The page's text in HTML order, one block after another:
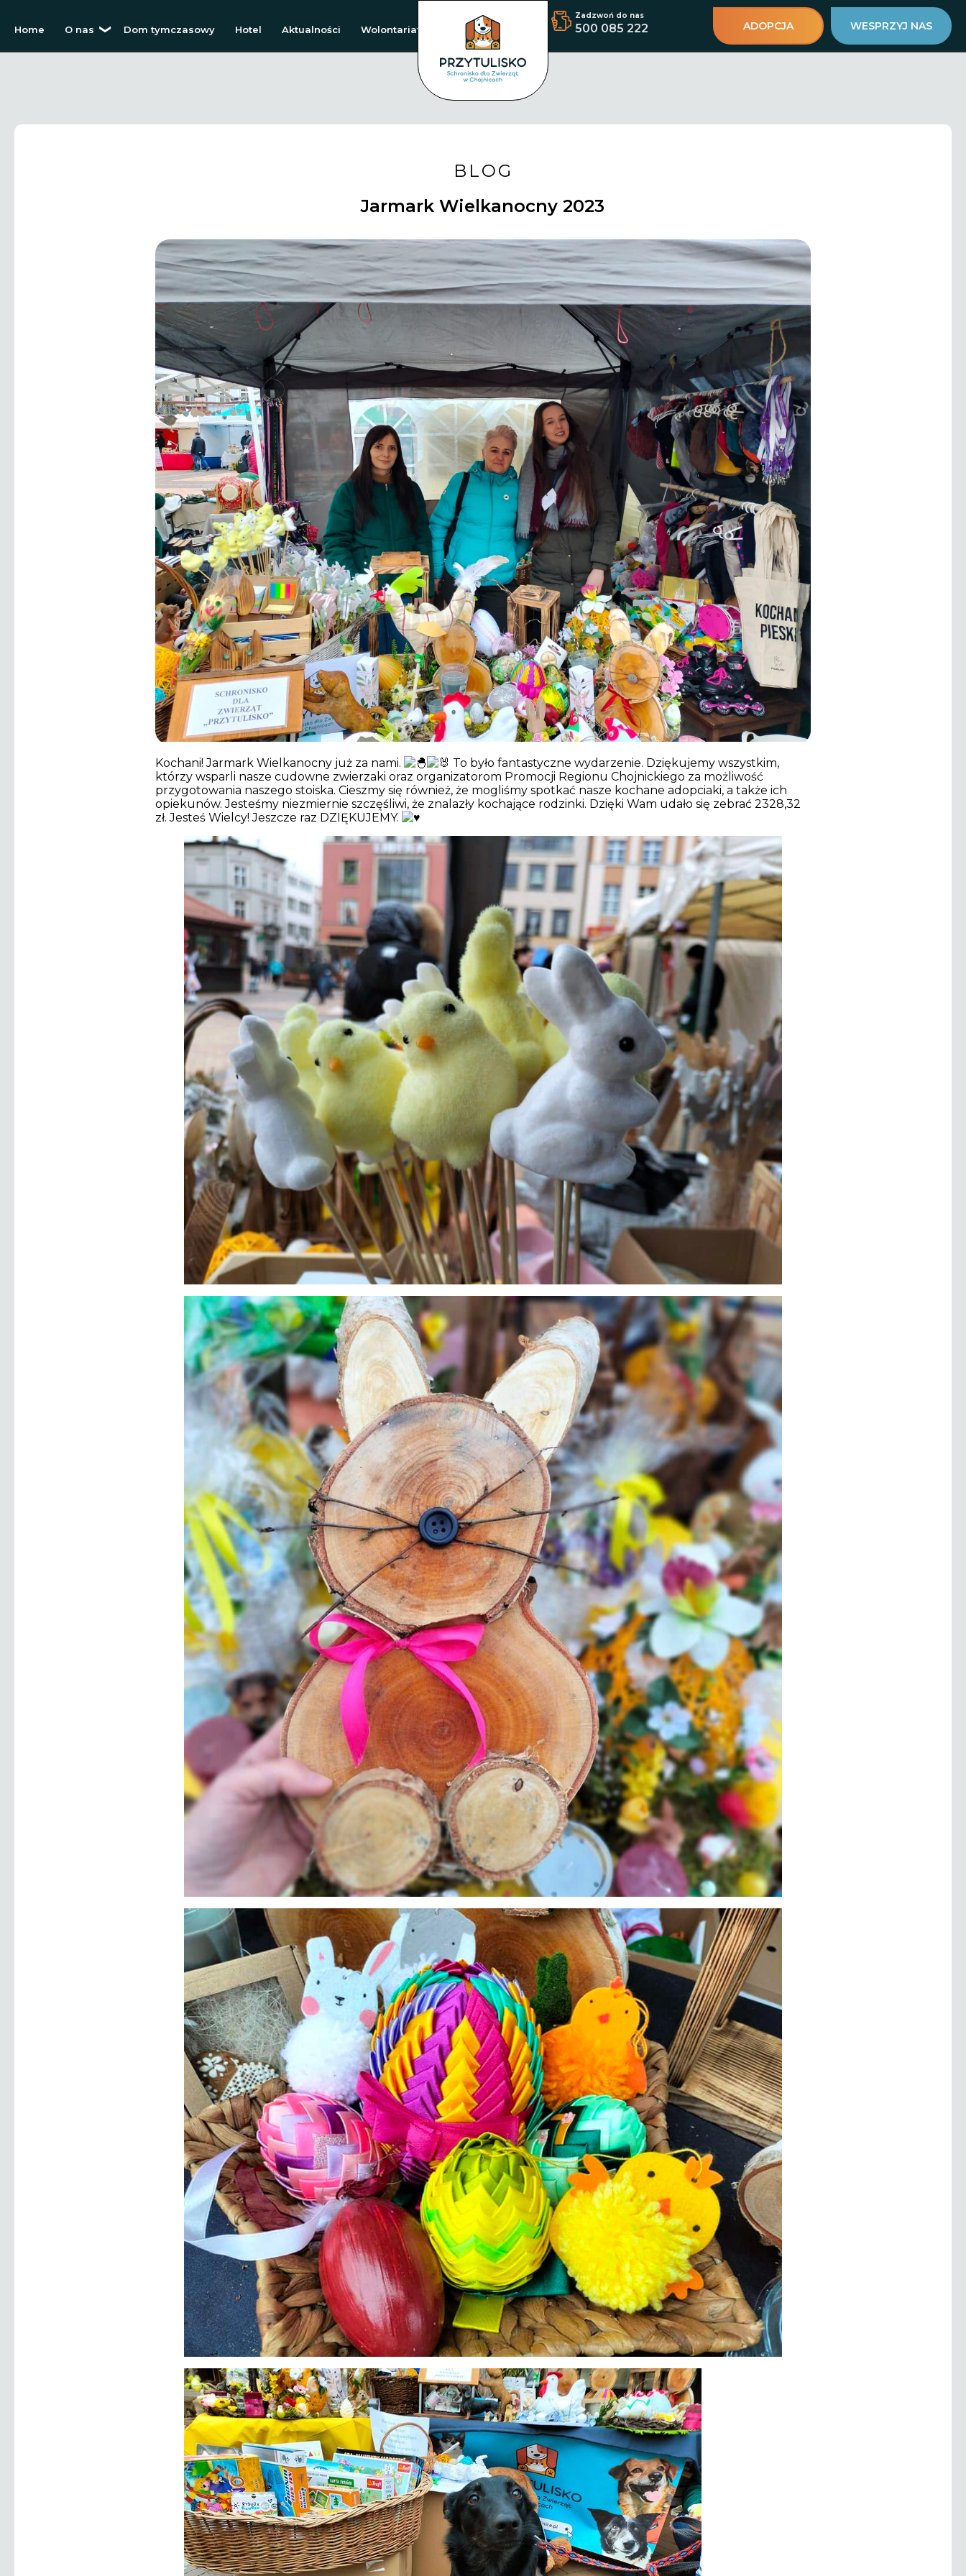
Home O nas Dom tymczasowy Hotel Aktualności Wolontariat
Zadzwoń do nas
500 085 222 ADOPCJA WESPRZYJ NAS
BLOG
Jarmark Wielkanocny 2023
Kochani! Jarmark Wielkanocny już za nami.
To było fantastyczne wydarzenie. Dziękujemy wszystkim,
którzy wsparli nasze cudowne zwierzaki oraz organizatorom Promocji Regionu Chojnickiego za możliwość
przygotowania naszego stoiska. Cieszmy się również, że mogliśmy spotkać nasze kochane adopciaki, a także ich
opiekunów. Jesteśmy niezmiernie szczęśliwi, że znalazły kochające rodzinki. Dzięki Wam udało się zebrać 2328,32
zł. Jesteś Wielcy! Jeszcze raz DZIĘKUJEMY.